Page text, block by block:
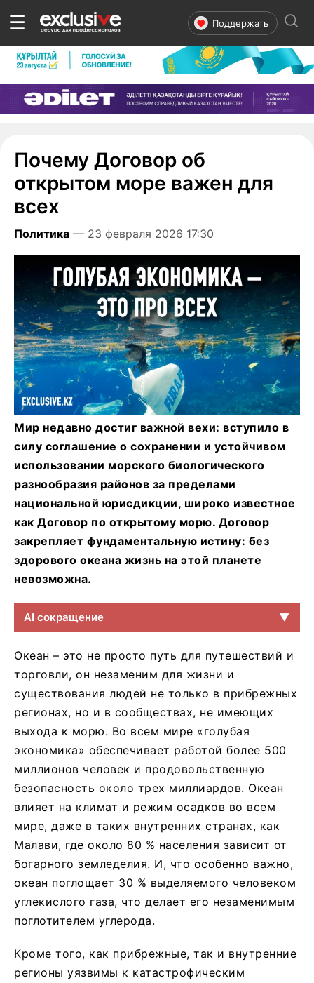
☰ Поддержать
Почему Договор об
открытом море важен для
всех
Политика — 23 февраля 2026 17:30
Мир недавно достиг важной вехи: вступило в
силу соглашение о сохранении и устойчивом
использовании морского биологического
разнообразия районов за пределами
национальной юрисдикции, широко известное
как Договор по открытому морю. Договор
закрепляет фундаментальную истину: без
здорового океана жизнь на этой планете
невозможна.
AI сокращение ▼
Океан – это не просто путь для путешествий и
торговли, он незаменим для жизни и
существования людей не только в прибрежных
регионах, но и в сообществах, не имеющих
выхода к морю. Во всем мире «голубая
экономика» обеспечивает работой более 500
миллионов человек и продовольственную
безопасность около трех миллиардов. Океан
влияет на климат и режим осадков во всем
мире, даже в таких внутренних странах, как
Малави, где около 80 % населения зависит от
богарного земледелия. И, что особенно важно,
океан поглощает 30 % выделяемого человеком
углекислого газа, что делает его незаменимым
поглотителем углерода.
Кроме того, как прибрежные, так и внутренние
регионы уязвимы к катастрофическим